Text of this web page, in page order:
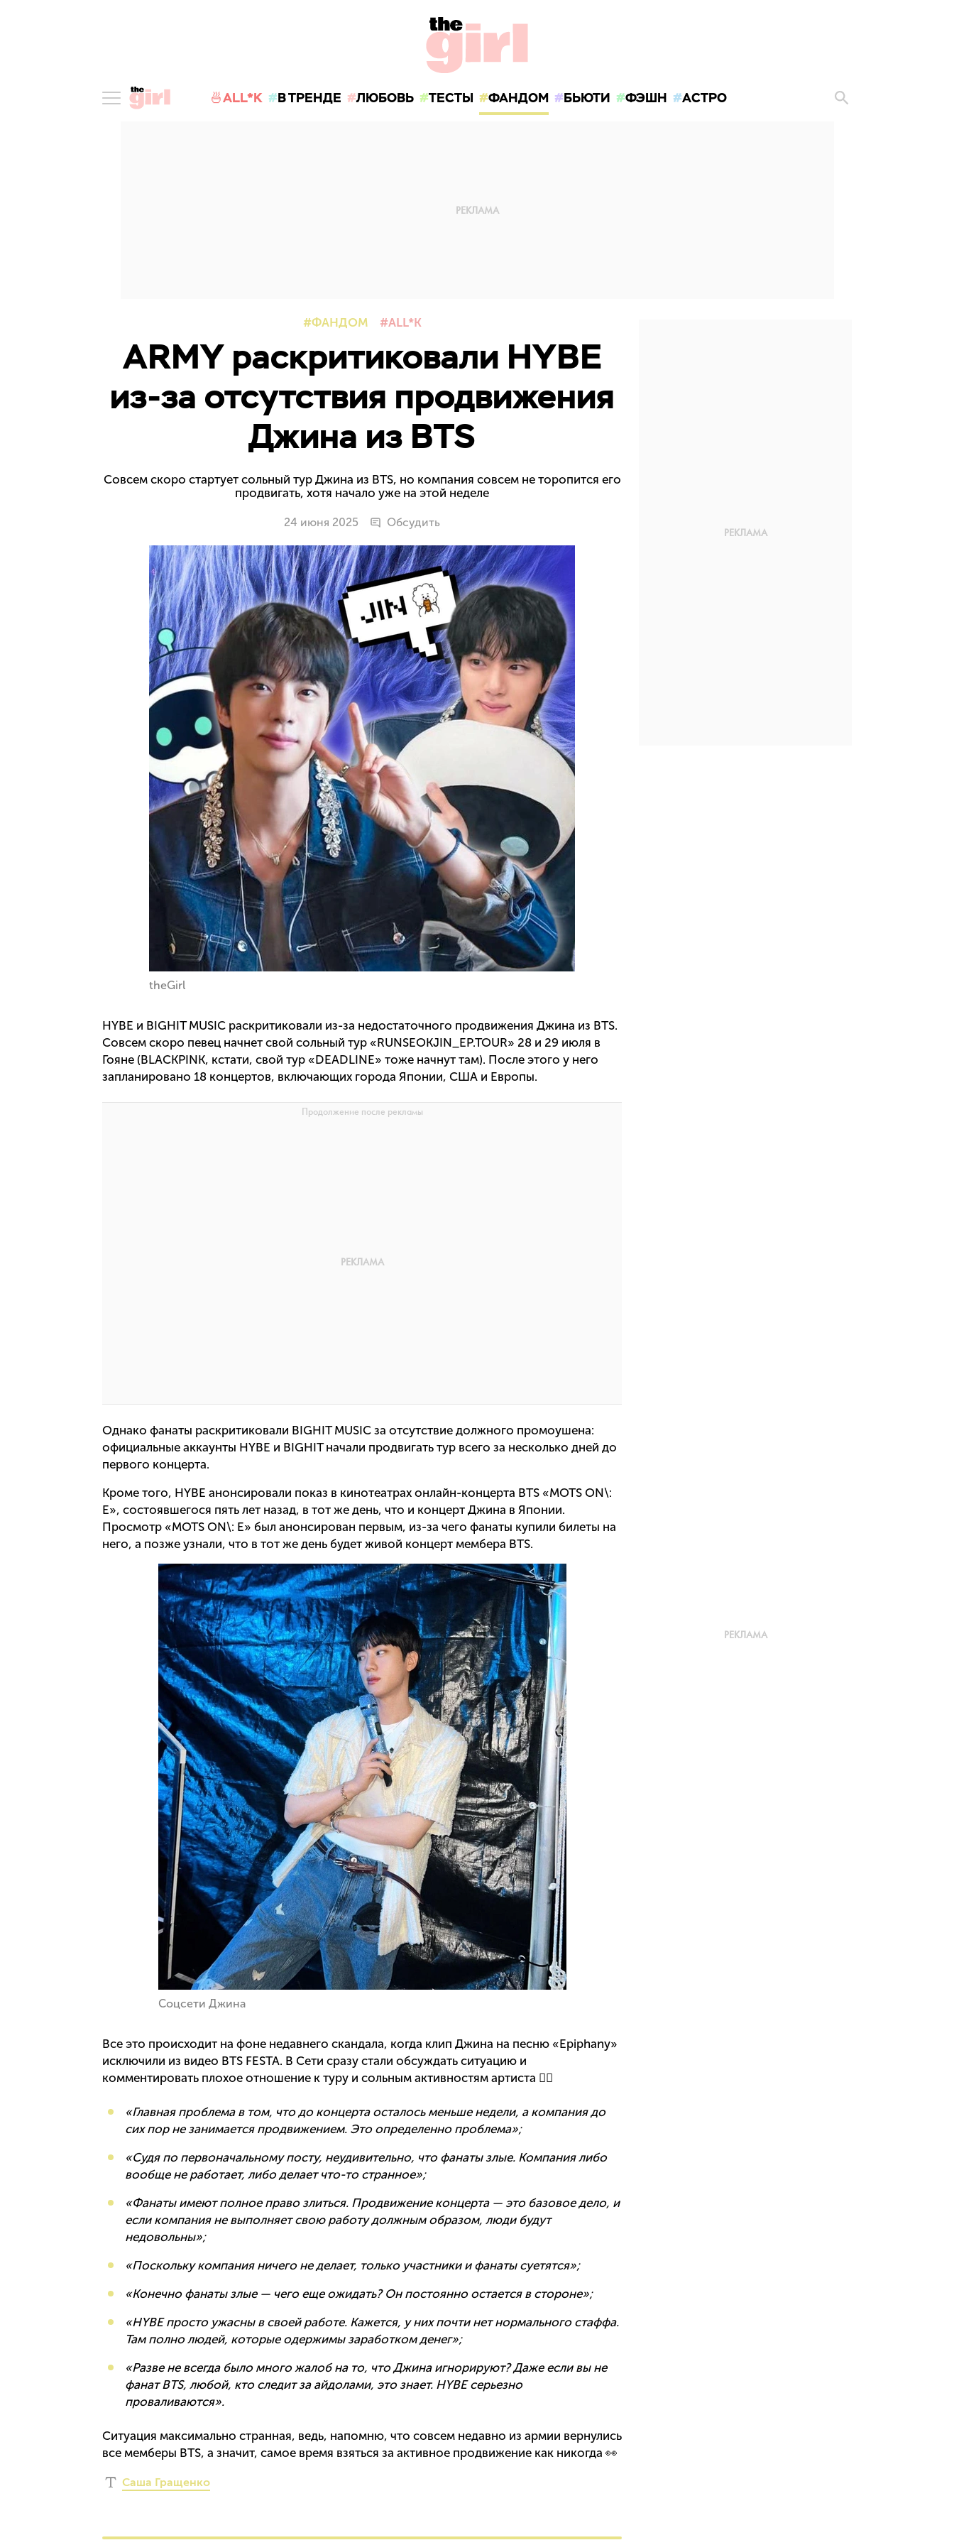
🍜ALL*K В ТРЕНДЕ ЛЮБОВЬ ТЕСТЫ ФАНДОМ БЬЮТИ ФЭШН АСТРО
ФАНДОМ ALL*K
ARMY раскритиковали HYBE
из-за отсутствия продвижения
Джина из BTS
Совсем скоро стартует сольный тур Джина из BTS, но компания совсем не торопится его
продвигать, хотя начало уже на этой неделе
24 июня 2025 Обсудить
theGirl
HYBE и BIGHIT MUSIC раскритиковали из-за недостаточного продвижения Джина из BTS.
Совсем скоро певец начнет свой сольный тур «RUNSEOKJIN_EP.TOUR» 28 и 29 июля в
Гояне (BLACKPINK, кстати, свой тур «DEADLINE» тоже начнут там). После этого у него
запланировано 18 концертов, включающих города Японии, США и Европы.
Однако фанаты раскритиковали BIGHIT MUSIC за отсутствие должного промоушена:
официальные аккаунты HYBE и BIGHIT начали продвигать тур всего за несколько дней до
первого концерта.
Кроме того, HYBE анонсировали показ в кинотеатрах онлайн-концерта BTS «MOTS ON\:
E», состоявшегося пять лет назад, в тот же день, что и концерт Джина в Японии.
Просмотр «MOTS ON\: E» был анонсирован первым, из-за чего фанаты купили билеты на
него, а позже узнали, что в тот же день будет живой концерт мембера BTS.
Соцсети Джина
Все это происходит на фоне недавнего скандала, когда клип Джина на песню «Epiphany»
исключили из видео BTS FESTA. В Сети сразу стали обсуждать ситуацию и
комментировать плохое отношение к туру и сольным активностям артиста 👇🏼
«Главная проблема в том, что до концерта осталось меньше недели, а компания до
сих пор не занимается продвижением. Это определенно проблема»;
«Cудя по первоначальному посту, неудивительно, что фанаты злые. Компания либо
вообще не работает, либо делает что-то странное»;
«Фанаты имеют полное право злиться. Продвижение концерта — это базовое дело, и
если компания не выполняет свою работу должным образом, люди будут
недовольны»;
«Поскольку компания ничего не делает, только участники и фанаты суетятся»;
«Конечно фанаты злые — чего еще ожидать? Он постоянно остается в стороне»;
«HYBE просто ужасны в своей работе. Кажется, у них почти нет нормального стаффа.
Там полно людей, которые одержимы заработком денег»;
«Разве не всегда было много жалоб на то, что Джина игнорируют? Даже если вы не
фанат BTS, любой, кто следит за айдолами, это знает. HYBE серьезно
проваливаются».
Ситуация максимально странная, ведь, напомню, что совсем недавно из армии вернулись
все мемберы BTS, а значит, самое время взяться за активное продвижение как никогда 👀
Саша Гращенко